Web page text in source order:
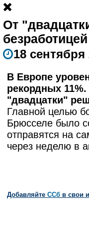
От
безработицей
18 сентября
В Европе
рекордных
"двадцатки"
Главной целью
Брюсселе было
отправятся на
через неделю в
Добавляйте CСб в свои